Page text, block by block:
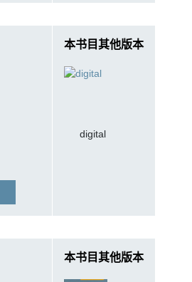
本书目其他版本
digital
本书目其他版本